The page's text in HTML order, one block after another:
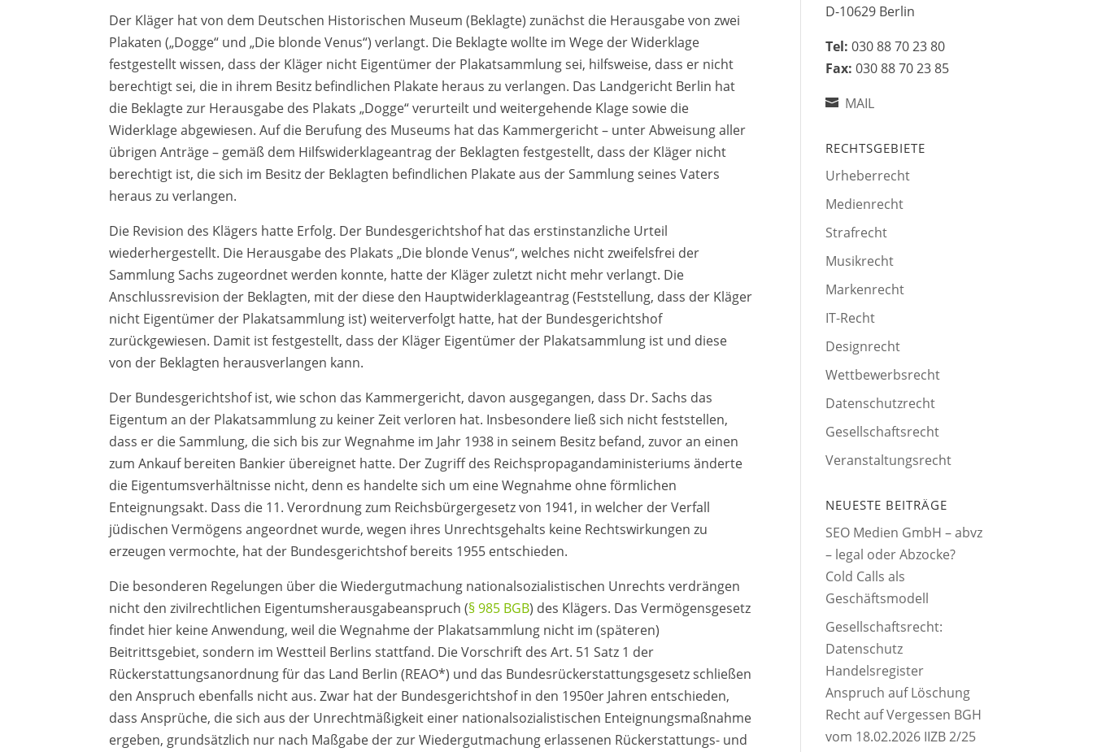
Der Kläger hat von dem Deutschen Historischen Museum (Beklagte) zunächst die Herausgabe von zwei
Plakaten („Dogge“ und „Die blonde Venus“) verlangt. Die Beklagte wollte im Wege der Widerklage
festgestellt wissen, dass der Kläger nicht Eigentümer der Plakatsammlung sei, hilfsweise, dass er nicht
berechtigt sei, die in ihrem Besitz befindlichen Plakate heraus zu verlangen. Das Landgericht Berlin hat
die Beklagte zur Herausgabe des Plakats „Dogge“ verurteilt und weitergehende Klage sowie die
Widerklage abgewiesen. Auf die Berufung des Museums hat das Kammergericht – unter Abweisung aller
übrigen Anträge – gemäß dem Hilfswiderklageantrag der Beklagten festgestellt, dass der Kläger nicht
berechtigt ist, die sich im Besitz der Beklagten befindlichen Plakate aus der Sammlung seines Vaters
heraus zu verlangen.
Die Revision des Klägers hatte Erfolg. Der Bundesgerichtshof hat das erstinstanzliche Urteil
wiederhergestellt. Die Herausgabe des Plakats „Die blonde Venus“, welches nicht zweifelsfrei der
Sammlung Sachs zugeordnet werden konnte, hatte der Kläger zuletzt nicht mehr verlangt. Die
Anschlussrevision der Beklagten, mit der diese den Hauptwiderklageantrag (Feststellung, dass der Kläger
nicht Eigentümer der Plakatsammlung ist) weiterverfolgt hatte, hat der Bundesgerichtshof
zurückgewiesen. Damit ist festgestellt, dass der Kläger Eigentümer der Plakatsammlung ist und diese
von der Beklagten herausverlangen kann.
Der Bundesgerichtshof ist, wie schon das Kammergericht, davon ausgegangen, dass Dr. Sachs das
Eigentum an der Plakatsammlung zu keiner Zeit verloren hat. Insbesondere ließ sich nicht feststellen,
dass er die Sammlung, die sich bis zur Wegnahme im Jahr 1938 in seinem Besitz befand, zuvor an einen
zum Ankauf bereiten Bankier übereignet hatte. Der Zugriff des Reichspropagandaministeriums änderte
die Eigentumsverhältnisse nicht, denn es handelte sich um eine Wegnahme ohne förmlichen
Enteignungsakt. Dass die 11. Verordnung zum Reichsbürgergesetz von 1941, in welcher der Verfall
jüdischen Vermögens angeordnet wurde, wegen ihres Unrechtsgehalts keine Rechtswirkungen zu
erzeugen vermochte, hat der Bundesgerichtshof bereits 1955 entschieden.
Die besonderen Regelungen über die Wiedergutmachung nationalsozialistischen Unrechts verdrängen
nicht den zivilrechtlichen Eigentumsherausgabeanspruch (§ 985 BGB) des Klägers. Das Vermögensgesetz
findet hier keine Anwendung, weil die Wegnahme der Plakatsammlung nicht im (späteren)
Beitrittsgebiet, sondern im Westteil Berlins stattfand. Die Vorschrift des Art. 51 Satz 1 der
Rückerstattungsanordnung für das Land Berlin (REAO*) und das Bundesrückerstattungsgesetz schließen
den Anspruch ebenfalls nicht aus. Zwar hat der Bundesgerichtshof in den 1950er Jahren entschieden,
dass Ansprüche, die sich aus der Unrechtmäßigkeit einer nationalsozialistischen Enteignungsmaßnahme
ergeben, grundsätzlich nur nach Maßgabe der zur Wiedergutmachung erlassenen Rückerstattungs- und
D-10629 Berlin
Tel: 030 88 70 23 80
Fax: 030 88 70 23 85
MAIL
RECHTSGEBIETE
Urheberrecht
Medienrecht
Strafrecht
Musikrecht
Markenrecht
IT-Recht
Designrecht
Wettbewerbsrecht
Datenschutzrecht
Gesellschaftsrecht
Veranstaltungsrecht
NEUESTE BEITRÄGE
SEO Medien GmbH – abvz
– legal oder Abzocke?
Cold Calls als
Geschäftsmodell
Gesellschaftsrecht:
Datenschutz
Handelsregister
Anspruch auf Löschung
Recht auf Vergessen BGH
vom 18.02.2026 IIZB 2/25